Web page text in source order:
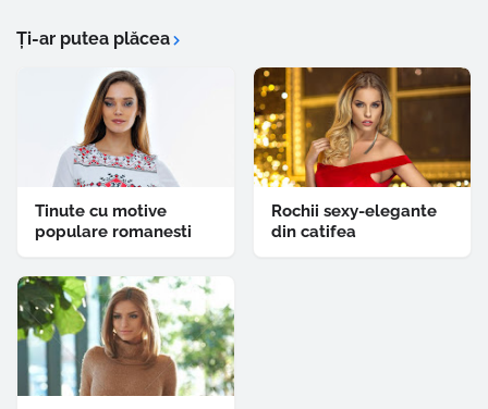
Ți-ar putea plăcea
Tinute cu motive
populare romanesti
Rochii sexy-elegante
din catifea